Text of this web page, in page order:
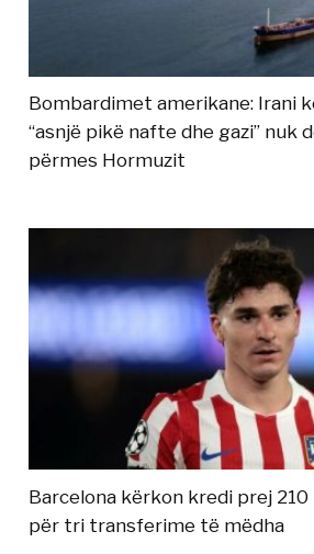
Bombardimet amerikane: Irani
“asnjë pikë nafte dhe gazi” nuk
përmes Hormuzit
Barcelona kërkon kredi prej
për tri transferime të mëdha